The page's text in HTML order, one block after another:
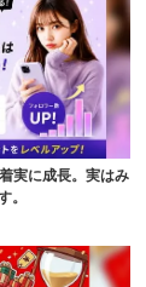
実に成長。実はみ
。